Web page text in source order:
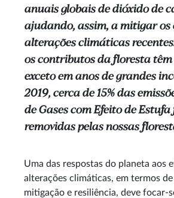
anuais globais de dióxido de
ajudando, assim, a mitigar os
alterações climáticas
os contributos da floresta têm
exceto em anos de grandes
2019, cerca de 15% das
de Gases com Efeito de Estufa
removidas pelas nossas
Uma das respostas do planeta aos
alterações climáticas, em termos
mitigação e resiliência, deve focar-